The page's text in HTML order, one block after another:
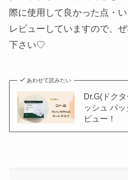
際に使用して良かった点・
レビューしていますので、
下さい♡
あわせて読みたい
Dr.G(ドク
ッシュ パ
ビュー！